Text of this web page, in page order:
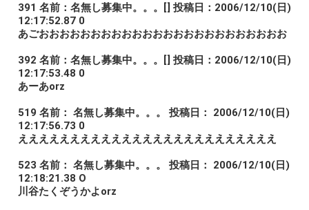
391 名前：名無し募集中。。。[] 投稿日：2006/12/10(日)
12:17:52.87 0
あごおおおおおおおおおおおおおおおおおおおおおおおお
392 名前：名無し募集中。。。[] 投稿日：2006/12/10(日)
12:17:53.48 0
あーあorz
519 名前： 名無し募集中。。。 投稿日： 2006/12/10(日)
12:17:56.73 0
えええええええええええええええええええええええええ
523 名前： 名無し募集中。。。 投稿日： 2006/12/10(日)
12:18:21.38 O
川谷たくぞうかよorz